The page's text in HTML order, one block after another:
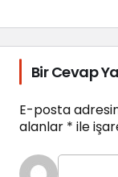
Bir Cevap
E-posta
alanlar * ile